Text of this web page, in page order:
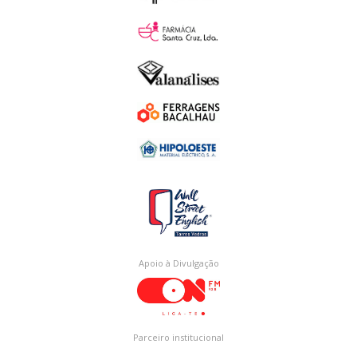
Apoio à Divulgação
Parceiro institucional